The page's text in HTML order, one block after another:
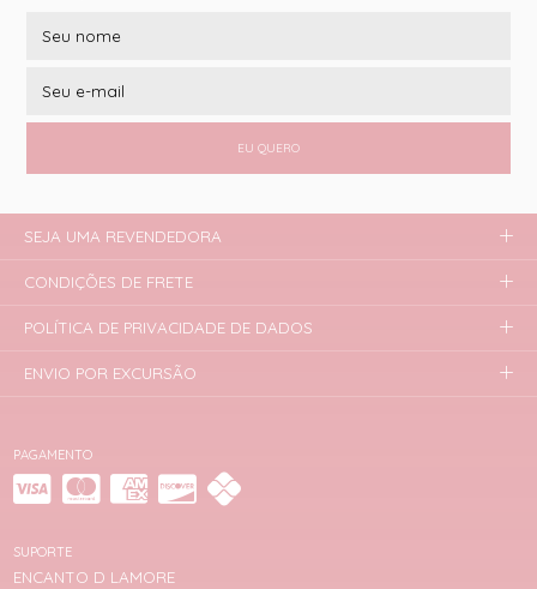
EU QUERO
PAGAMENTO
SUPORTE
ENCANTO D LAMORE
SEJA UMA REVENDEDORA
CONDIÇÕES DE FRETE
POLÍTICA DE PRIVACIDADE DE DADOS
ENVIO POR EXCURSÃO